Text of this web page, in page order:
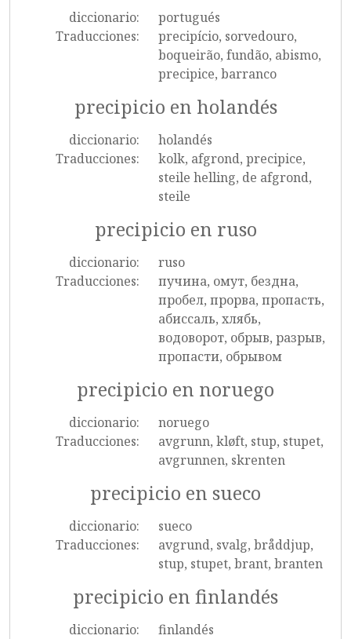
diccionario:
portugués
Traducciones:
precipício, sorvedouro,
boqueirão, fundão, abismo,
precipice, barranco
precipicio en holandés
diccionario:
holandés
Traducciones:
kolk, afgrond, precipice,
steile helling, de afgrond,
steile
precipicio en ruso
diccionario:
ruso
Traducciones:
пучина, омут, бездна,
пробел, прорва, пропасть,
абиссаль, хлябь,
водоворот, обрыв, разрыв,
пропасти, обрывом
precipicio en noruego
diccionario:
noruego
Traducciones:
avgrunn, kløft, stup, stupet,
avgrunnen, skrenten
precipicio en sueco
diccionario:
sueco
Traducciones:
avgrund, svalg, bråddjup,
stup, stupet, brant, branten
precipicio en finlandés
diccionario:
finlandés